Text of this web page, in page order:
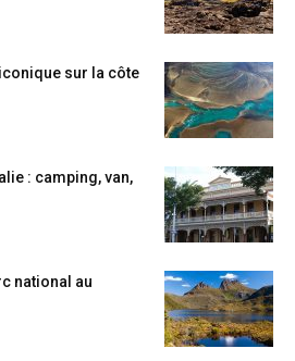
sur la côte
: camping, van,
national au